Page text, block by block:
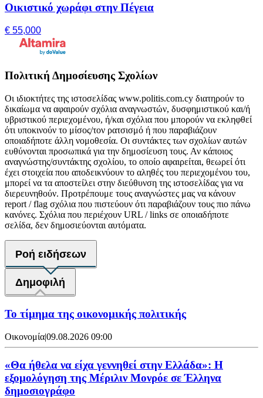
Οικιστικό χωράφι στην Πέγεια
€ 55,000
Πολιτική Δημοσίευσης Σχολίων
Οι ιδιοκτήτες της ιστοσελίδας www.politis.com.cy διατηρούν το
δικαίωμα να αφαιρούν σχόλια αναγνωστών, δυσφημιστικού και/ή
υβριστικού περιεχομένου, ή/και σχόλια που μπορούν να εκληφθεί
ότι υποκινούν το μίσος/τον ρατσισμό ή που παραβιάζουν
οποιαδήποτε άλλη νομοθεσία. Οι συντάκτες των σχολίων αυτών
ευθύνονται προσωπικά για την δημοσίευση τους. Αν κάποιος
αναγνώστης/συντάκτης σχολίου, το οποίο αφαιρείται, θεωρεί ότι
έχει στοιχεία που αποδεικνύουν το αληθές του περιεχομένου του,
μπορεί να τα αποστείλει στην διεύθυνση της ιστοσελίδας για να
διερευνηθούν. Προτρέπουμε τους αναγνώστες μας να κάνουν
report / flag σχόλια που πιστεύουν ότι παραβιάζουν τους πιο πάνω
κανόνες. Σχόλια που περιέχουν URL / links σε οποιαδήποτε
σελίδα, δεν δημοσιεύονται αυτόματα.
Ροή ειδήσεων
Δημοφιλή
Το τίμημα της οικονομικής πολιτικής
Οικονομία|09.08.2026 09:00
«Θα ήθελα να είχα γεννηθεί στην Ελλάδα»: Η
εξομολόγηση της Μέριλιν Μονρόε σε Έλληνα
δημοσιογράφο